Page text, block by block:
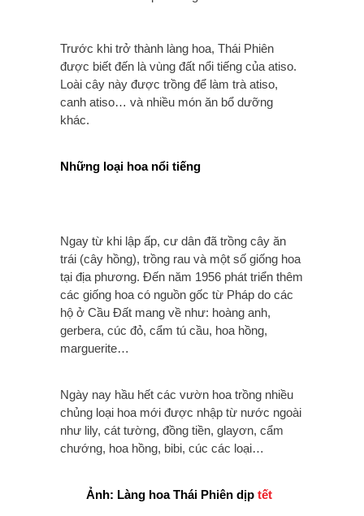
Trước khi trở thành làng hoa, Thái Phiên
được biết đến là vùng đất nổi tiếng của atiso.
Loài cây này được trồng để làm trà atiso,
canh atiso… và nhiều món ăn bổ dưỡng
khác.
Những loại hoa nổi tiếng
Ngay từ khi lập ấp, cư dân đã trồng cây ăn
trái (cây hồng), trồng rau và một số giống hoa
tại địa phương. Đến năm 1956 phát triển thêm
các giống hoa có nguồn gốc từ Pháp do các
hộ ở Cầu Đất mang về như: hoàng anh,
gerbera, cúc đỏ, cẩm tú cầu, hoa hồng,
marguerite…
Ngày nay hầu hết các vườn hoa trồng nhiều
chủng loại hoa mới được nhập từ nước ngoài
như lily, cát tường, đồng tiền, glayơn, cẩm
chướng, hoa hồng, bibi, cúc các loại…
Ảnh: Làng hoa Thái Phiên dịp tết